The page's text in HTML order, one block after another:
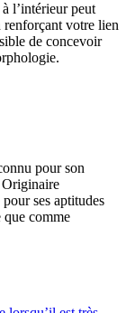
l’intérieur peut
renforçant votre lien
de concevoir
pour son
ses aptitudes
que comme